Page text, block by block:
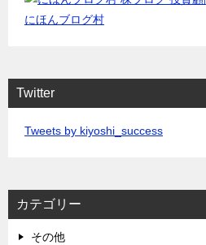
にほんブログ村
Twitter
Tweets by kiyoshi_success
カテゴリー
その他